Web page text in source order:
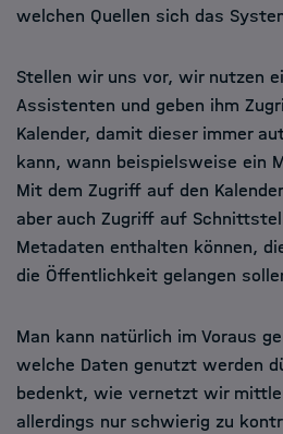
welchen Quellen sich das
Stellen wir uns vor, wir nutzen
Assistenten und geben ihm
Kalender, damit dieser immer
kann, wann beispielsweise ein
Mit dem Zugriff auf den
aber auch Zugriff auf
Metadaten enthalten können,
die Öffentlichkeit gelangen
Man kann natürlich im Voraus
welche Daten genutzt werden
bedenkt, wie vernetzt wir
allerdings nur schwierig zu